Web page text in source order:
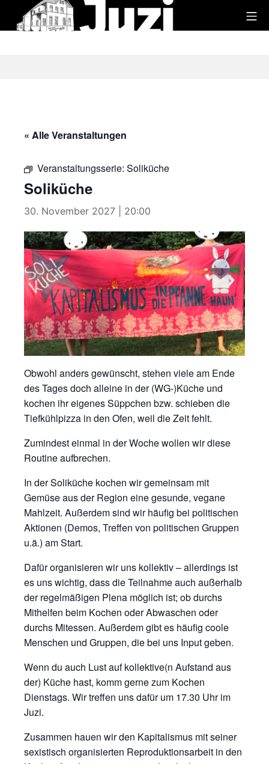
Inhalt
« Alle Veranstaltungen
Veranstaltungsserie: Soliküche
Soliküche
30. November 2027 | 20:00
Obwohl anders gewünscht, stehen viele am Ende
des Tages doch alleine in der (WG-)Küche und
kochen ihr eigenes Süppchen bzw. schieben die
Tiefkühlpizza in den Ofen, weil die Zeit fehlt.
Zumindest einmal in der Woche wollen wir diese
Routine aufbrechen.
In der Soliküche kochen wir gemeinsam mit
Gemüse aus der Region eine gesunde, vegane
Mahlzeit. Außerdem sind wir häufig bei politischen
Aktionen (Demos, Treffen von politischen Gruppen
u.ä.) am Start.
Dafür organisieren wir uns kollektiv – allerdings ist
es uns wichtig, dass die Teilnahme auch außerhalb
der regelmäßigen Plena möglich ist; ob durchs
Mithelfen beim Kochen oder Abwaschen oder
durchs Mitessen. Außerdem gibt es häufig coole
Menschen und Gruppen, die bei uns Input geben.
Wenn du auch Lust auf kollektive(n Aufstand aus
der) Küche hast, komm gerne zum Kochen
Dienstags. Wir treffen uns dafür um 17.30 Uhr im
Juzi.
Zusammen hauen wir den Kapitalismus mit seiner
sexistisch organisierten Reproduktionsarbeit in den